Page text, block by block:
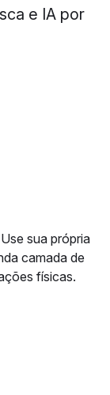
e IA por
sua própria
camada de
físicas.